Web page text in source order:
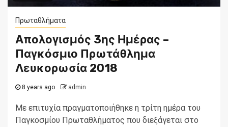
Πρωταθλήματα
Απολογισμός 3ης Ημέρας –
Παγκόσμιο Πρωτάθλημα
Λευκορωσία 2018
8 years ago admin
Με επιτυχία πραγματοποιήθηκε η τρίτη ημέρα του
Παγκοσμίου Πρωταθλήματος που διεξάγεται στο